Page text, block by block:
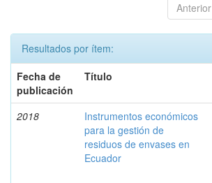
Anterior
Resultados por ítem:
Fecha de
publicación
Título
2018
Instrumentos económicos
para la gestión de
residuos de envases en
Ecuador